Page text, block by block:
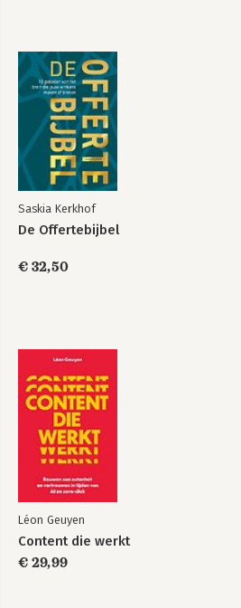
De Bedrijfsnar
Bekijk alle boeken
Saskia Kerkhof
De Offertebijbel
€ 32,50
Léon Geuyen
Content die werkt
€ 29,99